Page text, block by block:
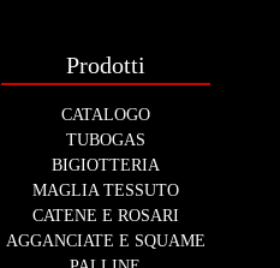
Prodotti
CATALOGO
TUBOGAS
BIGIOTTERIA
MAGLIA TESSUTO
CATENE E ROSARI
AGGANCIATE E SQUAME